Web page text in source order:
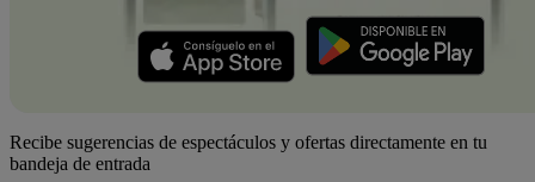
Recibe sugerencias de espectáculos y ofertas directamente en tu
bandeja de entrada